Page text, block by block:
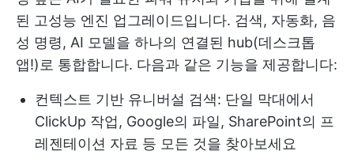
된 고성능 엔진 업그레이드입니다. 검색, 자동화, 음
성 명령, AI 모델을 하나의 연결된 hub(데스크톱
앱!)로 통합합니다. 다음과 같은 기능을 제공합니다:
컨텍스트 기반 유니버설 검색: 단일 막대에서
ClickUp 작업, Google의 파일, SharePoint의 프
레젠테이션 자료 등 모든 것을 찾아보세요